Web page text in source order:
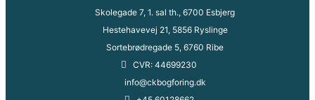
Skolegade 7, 1. sal th., 6700 Esbjerg
Hestehavevej 21, 5856 Ryslinge
Sortebrødregade 5, 6760 Ribe
CVR: 44699230
info@ckbogforing.dk